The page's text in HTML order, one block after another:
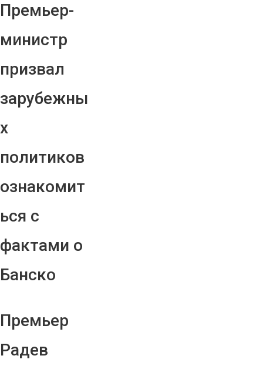
Премьер-
министр
призвал
зарубежны
х
политиков
ознакомит
ься с
фактами о
Банско
Премьер
Радев